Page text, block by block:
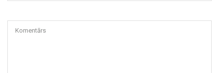
Komentārs